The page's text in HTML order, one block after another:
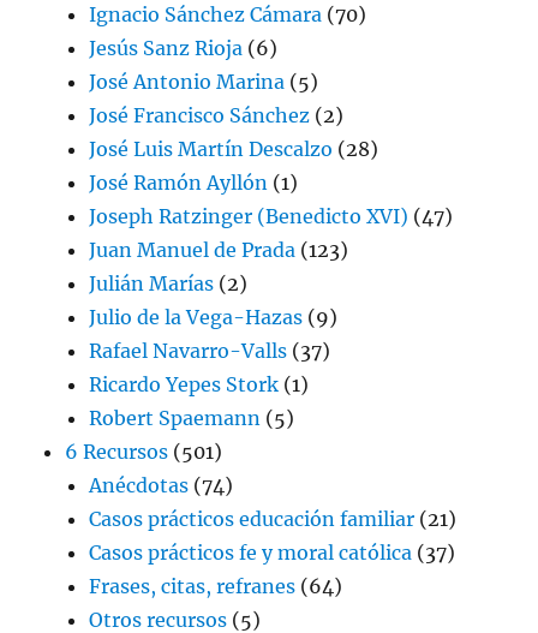
Ignacio Sánchez Cámara (70)
Jesús Sanz Rioja (6)
José Antonio Marina (5)
José Francisco Sánchez (2)
José Luis Martín Descalzo (28)
José Ramón Ayllón (1)
Joseph Ratzinger (Benedicto XVI) (47)
Juan Manuel de Prada (123)
Julián Marías (2)
Julio de la Vega-Hazas (9)
Rafael Navarro-Valls (37)
Ricardo Yepes Stork (1)
Robert Spaemann (5)
6 Recursos (501)
Anécdotas (74)
Casos prácticos educación familiar (21)
Casos prácticos fe y moral católica (37)
Frases, citas, refranes (64)
Otros recursos (5)